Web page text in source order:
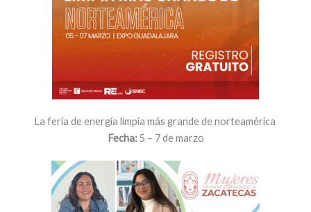
La feria de energía limpia más grande de norteamérica
Fecha:5 – 7 de marzo